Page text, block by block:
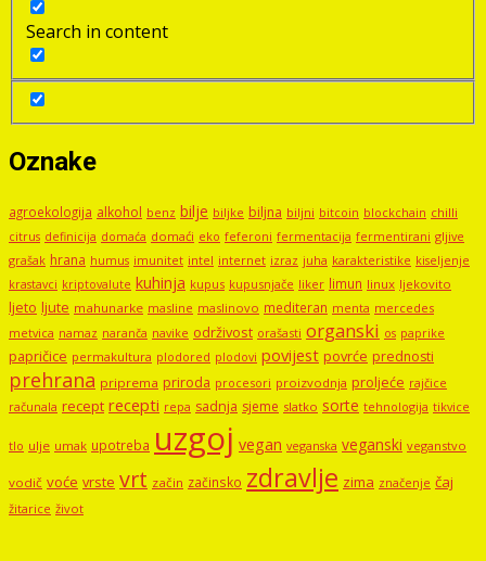
Search in content
Oznake
agroekologija alkohol benz bilje biljke biljna biljni bitcoin blockchain chilli
citrus definicija domaća domaći eko feferoni fermentacija fermentirani gljive
grašak hrana humus imunitet intel internet izraz juha karakteristike kiseljenje
krastavci kriptovalute kuhinja kupus kupusnjače liker limun linux ljekovito
ljeto ljute mahunarke masline maslinovo mediteran menta mercedes
metvica namaz naranča navike održivost orašasti organski os paprike
papričice permakultura plodored plodovi povijest povrće prednosti
prehrana priprema priroda procesori proizvodnja proljeće rajčice
računala recept recepti repa sadnja sjeme slatko sorte tehnologija tikvice
tlo ulje umak upotreba uzgoj vegan veganska veganski veganstvo
vodič voće vrste vrt začin začinsko zdravlje zima značenje čaj
žitarice život